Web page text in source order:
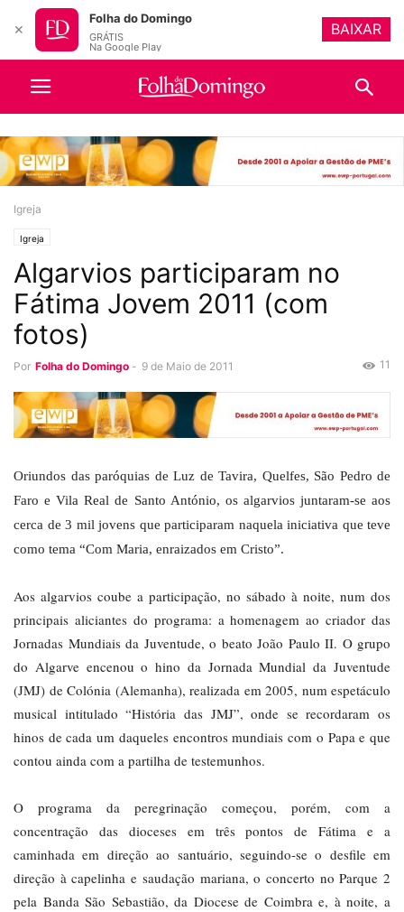
Igreja
Igreja
Algarvios participaram no
Fátima Jovem 2011 (com
fotos)
Por Folha do Domingo - 9 de Maio de 2011 11
Oriundos das paróquias de Luz de Tavira, Quelfes, São Pedro de
Faro e Vila Real de Santo António, os algarvios juntaram-se aos
cerca de 3 mil jovens que participaram naquela iniciativa que teve
como tema “Com Maria, enraizados em Cristo”.
Aos algarvios coube a participação, no sábado à noite, num dos
principais aliciantes do programa: a homenagem ao criador das
Jornadas Mundiais da Juventude, o beato João Paulo II. O grupo
do Algarve encenou o hino da Jornada Mundial da Juventude
(JMJ) de Colónia (Alemanha), realizada em 2005, num espetáculo
musical intitulado “História das JMJ”, onde se recordaram os
hinos de cada um daqueles encontros mundiais com o Papa e que
contou ainda com a partilha de testemunhos.
O programa da peregrinação começou, porém, com a
concentração das dioceses em três pontos de Fátima e a
caminhada em direção ao santuário, seguindo-se o desfile em
direção à capelinha e saudação mariana, o concerto no Parque 2
pela Banda São Sebastião, da Diocese de Coimbra e, à noite, a
✕
Folha do Domingo
GRÁTIS
Na Google Play
BAIXAR